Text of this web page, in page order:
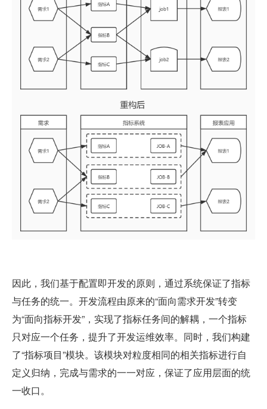
因此，我们基于配置即开发的原则，通过系统保证了指标
与任务的统一。开发流程由原来的“面向需求开发”转变
为“面向指标开发”，实现了指标任务间的解耦，一个指标
只对应一个任务，提升了开发运维效率。同时，我们构建
了“指标项目”模块。该模块对粒度相同的相关指标进行自
定义归纳，完成与需求的一一对应，保证了应用层面的统
一收口。